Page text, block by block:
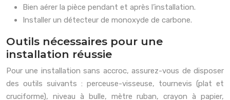
Bien aérer la pièce pendant et après l’installation.
Installer un détecteur de monoxyde de carbone.
Outils nécessaires pour une
installation réussie
Pour une installation sans accroc, assurez-vous de disposer
des outils suivants : perceuse-visseuse, tournevis (plat et
cruciforme), niveau à bulle, mètre ruban, crayon à papier,